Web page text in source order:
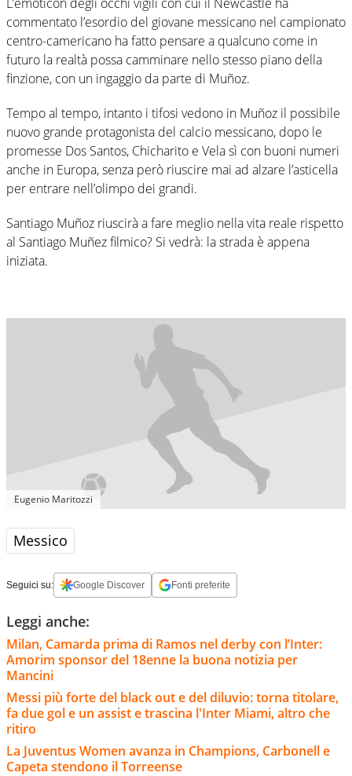
commentato l’esordio del giovane messicano nel campionato
centro-camericano ha fatto pensare a qualcuno come in
futuro la realtà possa camminare nello stesso piano della
finzione, con un ingaggio da parte di Muñoz.
Tempo al tempo, intanto i tifosi vedono in Muñoz il possibile
nuovo grande protagonista del calcio messicano, dopo le
promesse Dos Santos, Chicharito e Vela sì con buoni numeri
anche in Europa, senza però riuscire mai ad alzare l’asticella
per entrare nell’olimpo dei grandi.
Santiago Muñoz riuscirà a fare meglio nella vita reale rispetto
al Santiago Muñez filmico? Si vedrà: la strada è appena
iniziata.
Eugenio Maritozzi
Messico
Seguici su: Google Discover Fonti preferite
Leggi anche:
Milan, Camarda prima di Ramos nel derby con l’Inter:
Amorim sponsor del 18enne la buona notizia per
Mancini
Messi più forte del black out e del diluvio: torna titolare,
fa due gol e un assist e trascina l'Inter Miami, altro che
ritiro
La Juventus Women avanza in Champions, Carbonell e
Capeta stendono il Torreense